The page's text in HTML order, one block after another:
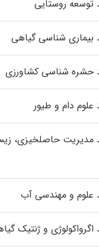
توسعه روستایی
بیماری‌ شناسی گیاهی
حشره‌ شناسی کشاورزی
دام و طیور
مدیریت حاصلخیزی،
علوم و مهندسی آب
و ژنتیک